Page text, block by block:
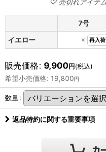
7号
イエロー
× 再入荷
販売価格: 9,900円(税込)
希望小売価格: 19,800 円
数量:
返品特約に関する重要事項